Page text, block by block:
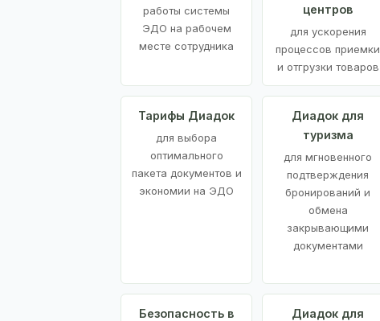
работы системы
ЭДО на рабочем
месте сотрудника
центров
для ускорения
процессов приемки
и отгрузки товаров
Тарифы Диадок
для выбора
оптимального
пакета документов и
экономии на ЭДО
Диадок для
туризма
для мгновенного
подтверждения
бронирований и
обмена
закрывающими
документами
Безопасность в
Диадок для